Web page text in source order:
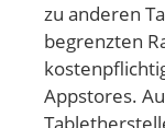
zu anderen
begrenzten
Appstores.